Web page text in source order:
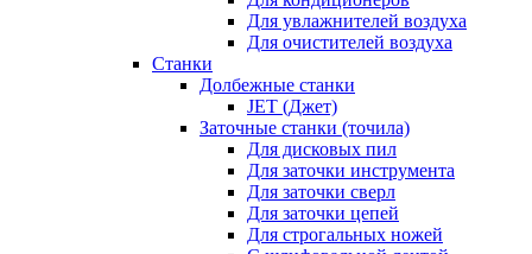
Для увлажнителей воздуха
Для очистителей воздуха
Станки
Долбежные станки
JET (Джет)
Заточные станки (точила)
Для дисковых пил
Для заточки инструмента
Для заточки сверл
Для заточки цепей
Для строгальных ножей